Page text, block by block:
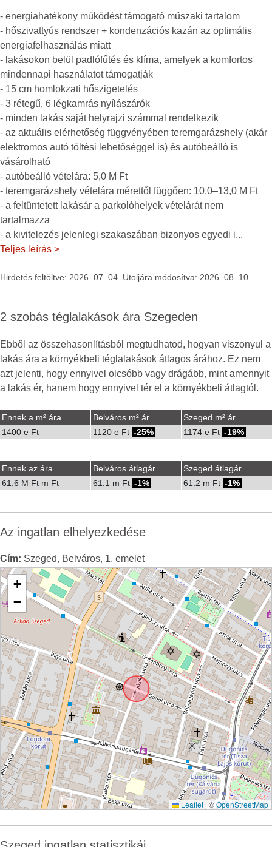
- energiahatékony működést támogató műszaki tartalom
- hőszivattyús rendszer + kondenzációs kazán az optimális
energiafelhasználás miatt
- lakásokon belül padlófűtés és klíma, amelyek a komfortos
mindennapi használatot támogatják
- 15 cm homlokzati hőszigetelés
- 3 rétegű, 6 légkamrás nyílászárók
- minden lakás saját helyrajzi számmal rendelkezik
- az aktuális elérhetőség függvényében teremgarázshely (akár
elektromos autó töltési lehetőséggel is) és autóbeálló is
vásárolható
- autóbeálló vételára: 5,0 M Ft
- teremgarázshely vételára mérettől függően: 10,0–13,0 M Ft
- a feltüntetett lakásár a parkolóhelyek vételárát nem
tartalmazza
- a kivitelezés jelenlegi szakaszában bizonyos egyedi i...
Teljes leírás >
Hirdetés feltöltve: 2026. 07. 04. Utoljára módosítva: 2026. 08. 10.
2 szobás téglalakások ára Szegeden
Ebből az összehasonlításból megtudhatod, hogyan viszonyul a
lakás ára a környékbeli téglalakások átlagos árához. Ez nem
azt jelenti, hogy ennyivel olcsóbb vagy drágább, mint amennyit
a lakás ér, hanem hogy ennyivel tér el a környékbeli átlagtól.
Ennek a m² ára Belváros m² ár
Szeged m² ár
1400 e Ft
1120 e Ft -25% 1174 e Ft -19%
Ennek az ára Belváros átlagár
Szeged átlagár
61.6 M Ft m Ft
61.1 m Ft -1% 61.2 m Ft -1%
Az ingatlan elhelyezkedése
Cím: Szeged, Belváros, 1. emelet
+
−
Leaflet |©OpenStreetMap